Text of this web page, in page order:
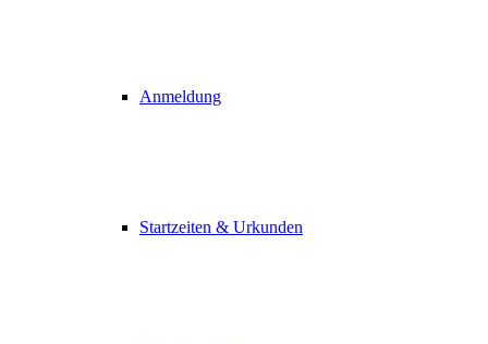
Anmeldung
Startzeiten & Urkunden